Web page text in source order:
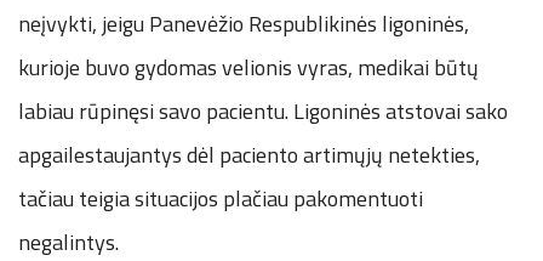
neįvykti, jeigu Panevėžio Respublikinės ligoninės,
kurioje buvo gydomas velionis vyras, medikai būtų
labiau rūpinęsi savo pacientu. Ligoninės atstovai sako
apgailestaujantys dėl paciento artimųjų netekties,
tačiau teigia situacijos plačiau pakomentuoti
negalintys.